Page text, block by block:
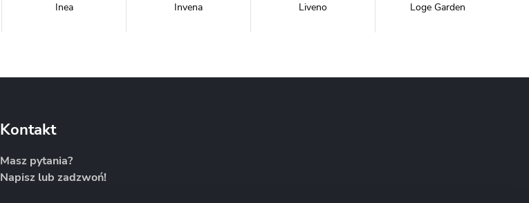
Inea Invena Liveno Loge Garden
Kontakt
Masz pytania?
Napisz lub zadzwoń!